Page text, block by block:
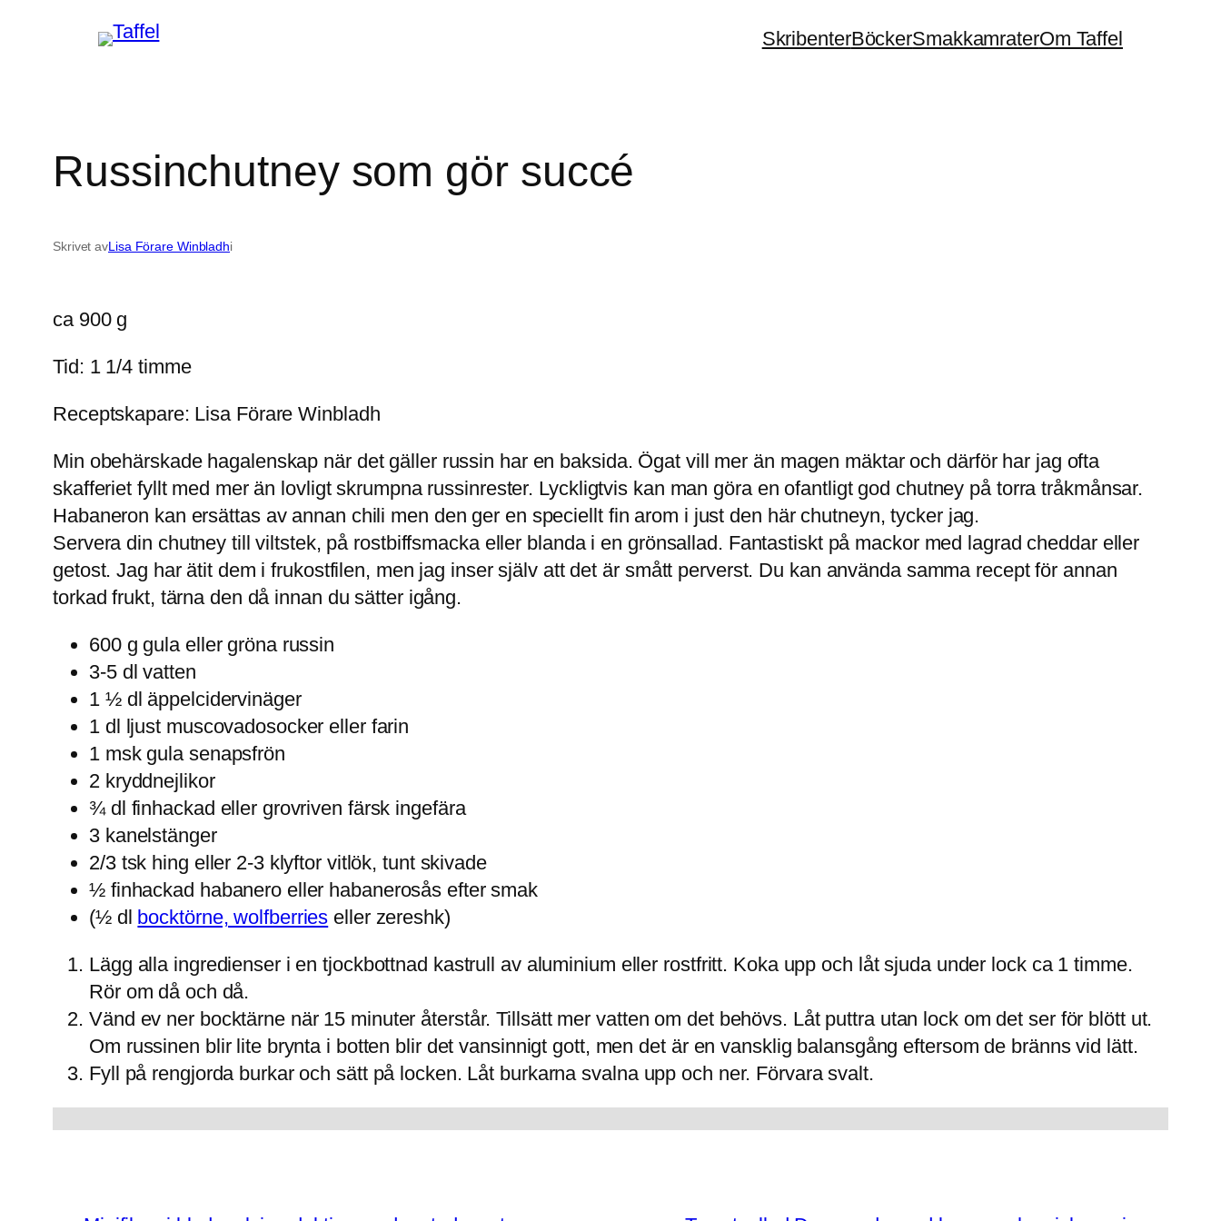
SkribenterBöckerSmakkamraterOm Taffel
Russinchutney som gör succé
Skrivet avLisa Förare Winbladhi
ca 900 g
Tid: 1 1/4 timme
Receptskapare: Lisa Förare Winbladh
Min obehärskade hagalenskap när det gäller russin har en baksida. Ögat vill mer än magen mäktar och därför har jag ofta
skafferiet fyllt med mer än lovligt skrumpna russinrester. Lyckligtvis kan man göra en ofantligt god chutney på torra tråkmånsar.
Habaneron kan ersättas av annan chili men den ger en speciellt fin arom i just den här chutneyn, tycker jag.
Servera din chutney till viltstek, på rostbiffsmacka eller blanda i en grönsallad. Fantastiskt på mackor med lagrad cheddar eller
getost. Jag har ätit dem i frukostfilen, men jag inser själv att det är smått perverst. Du kan använda samma recept för annan
torkad frukt, tärna den då innan du sätter igång.
600 g gula eller gröna russin
3-5 dl vatten
1 ½ dl äppelcidervinäger
1 dl ljust muscovadosocker eller farin
1 msk gula senapsfrön
2 kryddnejlikor
¾ dl finhackad eller grovriven färsk ingefära
3 kanelstänger
2/3 tsk hing eller 2-3 klyftor vitlök, tunt skivade
½ finhackad habanero eller habanerosås efter smak
(½ dl
bocktörne, wolfberries eller zereshk)
Lägg alla ingredienser i en tjockbottnad kastrull av aluminium eller rostfritt. Koka upp och låt sjuda under lock ca 1 timme.
Rör om då och då.
Vänd ev ner bocktärne när 15 minuter återstår. Tillsätt mer vatten om det behövs. Låt puttra utan lock om det ser för blött ut.
Om russinen blir lite brynta i botten blir det vansinnigt gott, men det är en vansklig balansgång eftersom de bränns vid lätt.
Fyll på rengjorda burkar och sätt på locken. Låt burkarna svalna upp och ner. Förvara svalt.